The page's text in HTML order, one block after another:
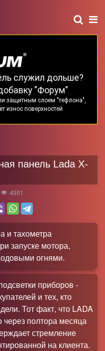
служил дольше?
"Форум"
защитным слоем "тефлона",
износ поверхностей
панель Lada X-
4301
и тахометра
запуске мотора,
огнями.
приборов -
и тех, кто
Тот факт, что LADA
полтора месяца
стремление
на клиента.